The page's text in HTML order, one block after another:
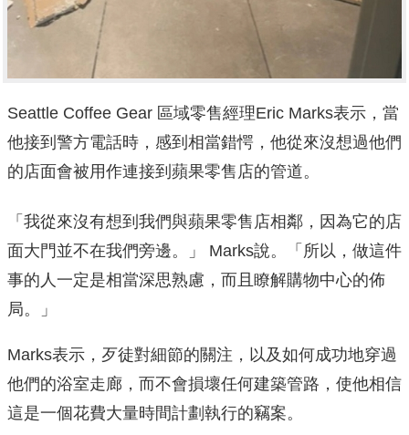
Seattle Coffee Gear 區域零售經理Eric Marks表示，當
他接到警方電話時，感到相當錯愕，他從來沒想過他們
的店面會被用作連接到蘋果零售店的管道。
「我從來沒有想到我們與蘋果零售店相鄰，因為它的店
面大門並不在我們旁邊。」 Marks說。「所以，做這件
事的人一定是相當深思熟慮，而且瞭解購物中心的佈
局。」
Marks表示，歹徒對細節的關注，以及如何成功地穿過
他們的浴室走廊，而不會損壞任何建築管路，使他相信
這是一個花費大量時間計劃執行的竊案。